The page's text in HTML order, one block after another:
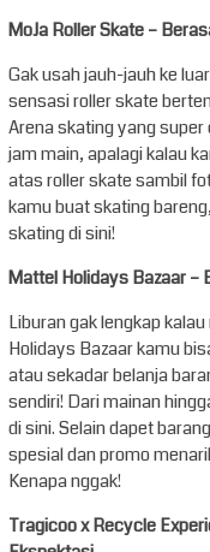
MoJa Roller Skate –
Gak usah jauh-jauh ke
sensasi roller skate
Arena skating yang
jam main, apalagi kalau
atas roller skate sambil
kamu buat skating
skating di sini!
Mattel Holidays Bazaar –
Liburan gak lengkap
Holidays Bazaar kamu
atau sekadar belanja
sendiri! Dari mainan
di sini. Selain dapet
spesial dan promo
Kenapa nggak!
Tragicoo x Recycle